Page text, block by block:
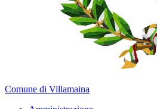
Comune di Villamaina